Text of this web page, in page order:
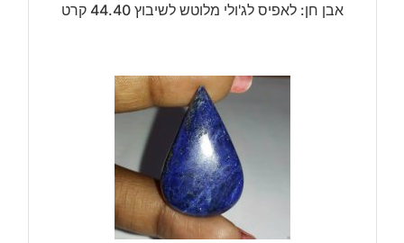
0.47
כ
4
מ"מ
אבן חן: לאפיס לג'ולי מלוטש לשיבוץ 44.40 קרט